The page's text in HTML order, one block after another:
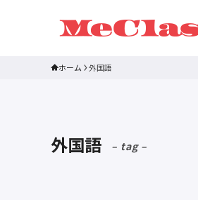
ホーム 外国語
外国語 – tag –